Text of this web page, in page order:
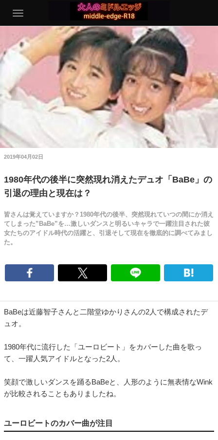
2019年04月02日
1980年代の後半に突然現れ消えたデュオ「BaBe」の
引退の理由と現在は？
皆さんは覚えていますか？1980年代の後半、突然現れていつの間にか消え
てしまった”BaBe”を…激しいダンスと明るいキャラで一躍注目された彼
女たちのアイドル時代の活躍と、引退そして現在を徹底的に調べてみまし
た。
BaBeは近藤智子さんと二階堂ゆかりさんの2人で構成されたデ
ュオ。
1980年代に流行した「ユーロビート」をカバーした曲を歌っ
て、一躍人気アイドルとなった2人。
笑顔で激しいダンスを踊るBaBeと、人形のように無表情なWink
が比較されることもありましたね。
ユーロビートのカバー曲が注目